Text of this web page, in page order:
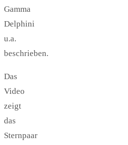
Gamma
Delphini
u.a.
beschrieben.
Das
Video
zeigt
das
Sternpaar